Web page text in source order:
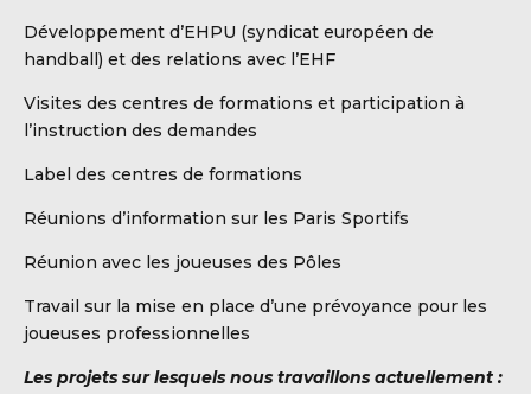
Développement d’EHPU (syndicat européen de
handball) et des relations avec l’EHF
Visites des centres de formations et participation à
l’instruction des demandes
Label des centres de formations
Réunions d’information sur les Paris Sportifs
Réunion avec les joueuses des Pôles
Travail sur la mise en place d’une prévoyance pour les
joueuses professionnelles
Les projets sur lesquels nous travaillons actuellement :